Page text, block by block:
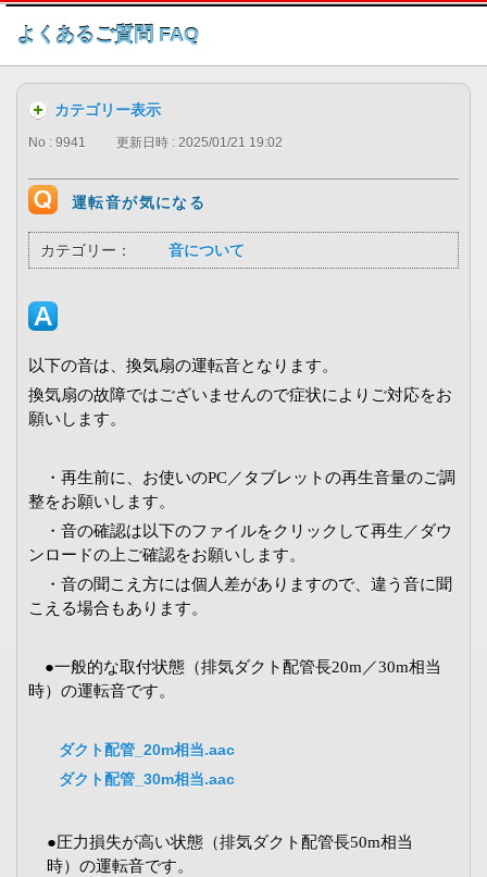
このページの本文へ
よくあるご質問 FAQ
カテゴリー表示
No : 9941 更新日時 : 2025/01/21 19:02
運転音が気になる
カテゴリー： 音について
以下の音は、換気扇の運転音となります。
換気扇の故障ではございませんので症状によりご対応をお
願いします。
・再生前に、お使いのPC／タブレットの再生音量のご調
整をお願いします。
・音の確認は以下のファイルをクリックして再生／ダウ
ンロードの上ご確認をお願いします。
・音の聞こえ方には個人差がありますので、違う音に聞
こえる場合もあります。
●一般的な取付状態（排気ダクト配管長20m／30m相当
時）の運転音です。
ダクト配管_20m相当.aac
ダクト配管_30m相当.aac
●圧力損失が高い状態（排気ダクト配管長50m相当
時）の運転音です。